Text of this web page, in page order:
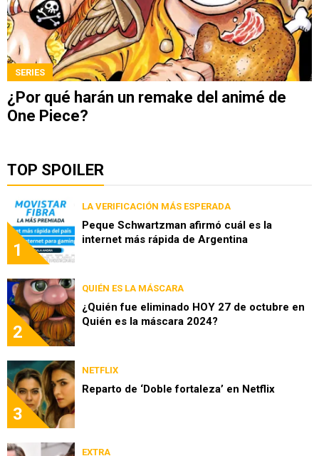
SERIES
¿Por qué harán un remake del animé de
One Piece?
TOP SPOILER
1
LA VERIFICACIÓN MÁS ESPERADA
Peque Schwartzman afirmó cuál es la
internet más rápida de Argentina
2
QUIÉN ES LA MÁSCARA
¿Quién fue eliminado HOY 27 de octubre en
Quién es la máscara 2024?
3
NETFLIX
Reparto de ‘Doble fortaleza’ en Netflix
EXTRA